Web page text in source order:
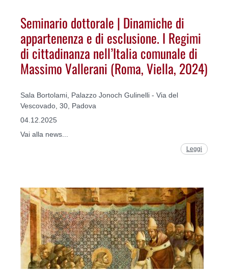
Seminario dottorale | Dinamiche di
appartenenza e di esclusione. I Regimi
di cittadinanza nell’Italia comunale di
Massimo Vallerani (Roma, Viella, 2024)
Sala Bortolami, Palazzo Jonoch Gulinelli - Via del
Vescovado, 30, Padova
04.12.2025
Vai alla news...
Leggi